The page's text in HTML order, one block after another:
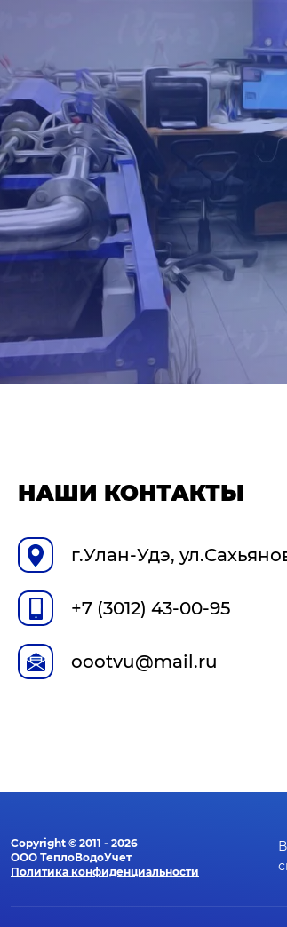
НАШИ КОНТАКТЫ
г.Улан-Удэ,
+7 (3012) 43-00-95
oootvu@mail.ru
Copyright © 2011 - 2026
ООО ТеплоВодоУчет
Политика конфиденциальности